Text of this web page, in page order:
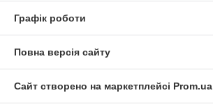
Графік роботи
Повна версія сайту
Сайт створено на маркетплейсі Prom.ua